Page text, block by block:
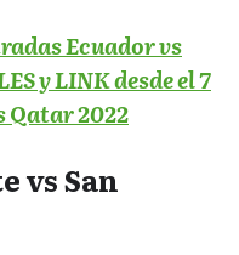
Ecuador vs
y LINK desde el 7
2022
vs San